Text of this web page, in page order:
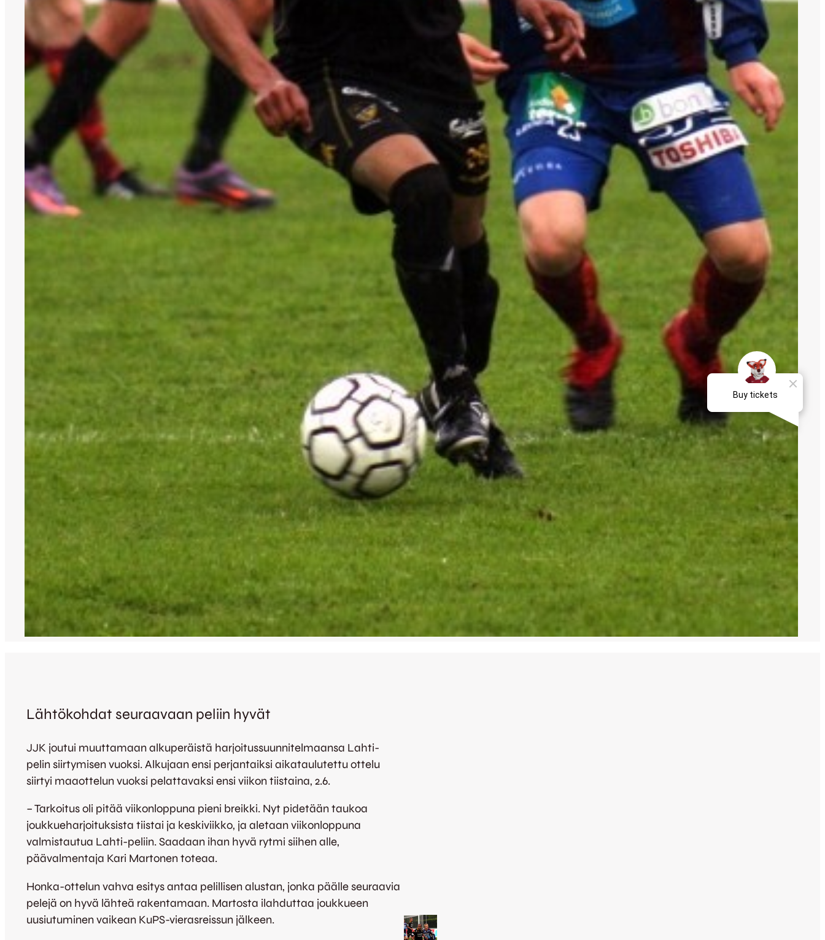
Lähtökohdat seuraavaan peliin hyvät
JJK joutui muuttamaan alkuperäistä harjoitussuunnitelmaansa Lahti-
pelin siirtymisen vuoksi. Alkujaan ensi perjantaiksi aikataulutettu ottelu
siirtyi maaottelun vuoksi pelattavaksi ensi viikon tiistaina, 2.6.
– Tarkoitus oli pitää viikonloppuna pieni breikki. Nyt pidetään taukoa
joukkueharjoituksista tiistai ja keskiviikko, ja aletaan viikonloppuna
valmistautua Lahti-peliin. Saadaan ihan hyvä rytmi siihen alle,
päävalmentaja Kari Martonen toteaa.
Honka-ottelun vahva esitys antaa pelillisen alustan, jonka päälle seuraavia
pelejä on hyvä lähteä rakentamaan. Martosta ilahduttaa joukkueen
uusiutuminen vaikean KuPS-vierasreissun jälkeen.